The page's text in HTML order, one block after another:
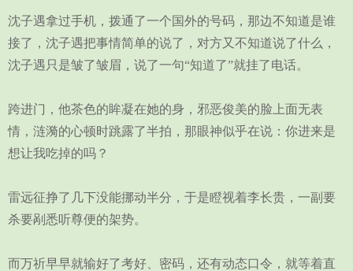
沈子遇拿过手机，拨通了一个国外的号码，那边不知道是谁
接了，沈子遇把事情简单的说了，对方又不知道说了什么，
沈子遇只是皱了皱眉，说了一句“知道了”就挂了电话。
跨进门，他茶色的眸凝在她的身，邪恶俊美的脸上面无表
情，涟漪的心顿时跳露了半拍，那眼神似乎在说：你进来是
想让我吃掉的吗？
雷远征挣了几下没能挪动半分，于是瞪视着李长贵，一副要
杀要剐悉听尊便的架势。
而万祈早早就输好了考好、密码，还有动态口令，就等着直